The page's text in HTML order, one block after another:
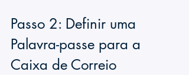
Passo 2: Definir uma
Palavra-passe para a
Caixa de Correio